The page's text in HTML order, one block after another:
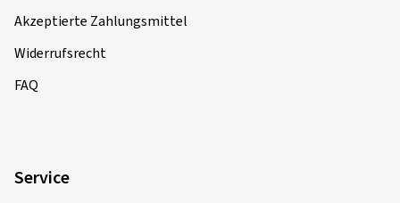
Akzeptierte Zahlungsmittel
Widerrufsrecht
FAQ
Service